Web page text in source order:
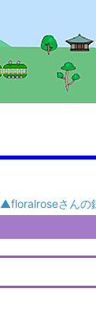
▲floralroseさんの